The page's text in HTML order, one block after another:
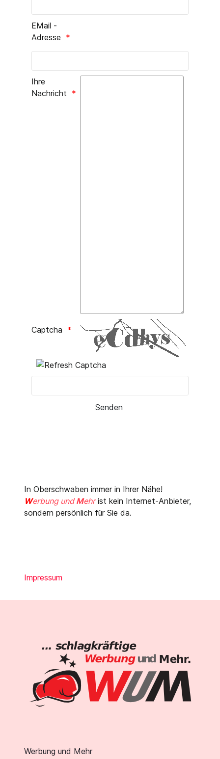
EMail -
Adresse
Ihre
Nachricht
Captcha
In Oberschwaben immer in Ihrer Nähe!
Werbung undMehrist kein Internet-Anbieter,
sondern persönlich für Sie da.
Impressum
Werbung und Mehr